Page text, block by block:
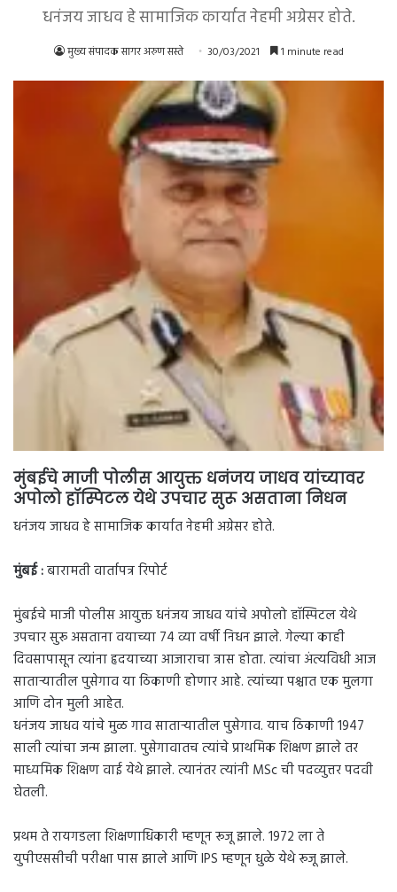
धनंजय जाधव हे सामाजिक कार्यात नेहमी अग्रेसर होते.
मुख्य संपादक सागर अरुण सस्ते 30/03/2021 1 minute read
मुंबईचे माजी पोलीस आयुक्त धनंजय जाधव यांच्यावर
अपोलो हॉस्पिटल येथे उपचार सुरू असताना निधन
धनंजय जाधव हे सामाजिक कार्यात नेहमी अग्रेसर होते.
मुंबई :बारामती वार्तापत्र रिपोर्ट
मुंबईचे माजी पोलीस आयुक्त धनंजय जाधव यांचे अपोलो हॉस्पिटल येथे
उपचार सुरू असताना वयाच्या 74 व्या वर्षी निधन झाले. गेल्या काही
दिवसापासून त्यांना हृदयाच्या आजाराचा त्रास होता. त्यांचा अंत्यविधी आज
साताऱ्यातील पुसेगाव या ठिकाणी होणार आहे. त्यांच्या पश्चात एक मुलगा
आणि दोन मुली आहेत.
धनंजय जाधव यांचे मुळ गाव साताऱ्यातील पुसेगाव. याच ठिकाणी 1947
साली त्यांचा जन्म झाला. पुसेगावातच त्यांचे प्राथमिक शिक्षण झाले तर
माध्यमिक शिक्षण वाई येथे झाले. त्यानंतर त्यांनी MSc ची पदव्युत्तर पदवी
घेतली.
प्रथम ते रायगडला शिक्षणाधिकारी म्हणून रूजू झाले. 1972 ला ते
युपीएससीची परीक्षा पास झाले आणि IPS म्हणून धुळे येथे रूजू झाले.